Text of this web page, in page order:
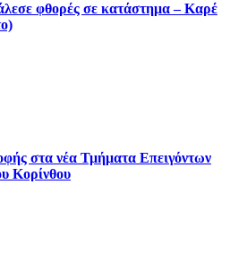
φθορές σε κατάστημα – Καρέ
στα νέα Τμήματα Επειγόντων
Κορίνθου